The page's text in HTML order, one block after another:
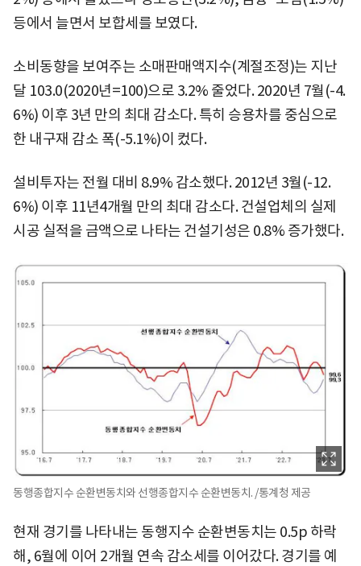
등에서 늘면서 보합세를 보였다.
소비동향을 보여주는 소매판매액지수(계절조정)는 지난
달 103.0(2020년=100)으로 3.2% 줄었다. 2020년 7월(-4.
6%) 이후 3년 만의 최대 감소다. 특히 승용차를 중심으로
한 내구재 감소 폭(-5.1%)이 컸다.
설비투자는 전월 대비 8.9% 감소했다. 2012년 3월(-12.
6%) 이후 11년4개월 만의 최대 감소다. 건설업체의 실제
시공 실적을 금액으로 나타는 건설기성은 0.8% 증가했다.
동행종합지수 순환변동치와 선행종합지수 순환변동치. /통계청 제공
현재 경기를 나타내는 동행지수 순환변동치는 0.5p 하락
해, 6월에 이어 2개월 연속 감소세를 이어갔다. 경기를 예